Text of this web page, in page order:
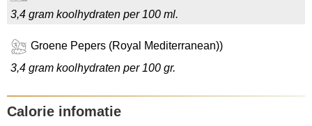
3,4 gram koolhydraten per 100 ml.
Groene Pepers (Royal Mediterranean))
3,4 gram koolhydraten per 100 gr.
Calorie infomatie